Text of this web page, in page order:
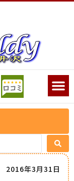
2016年3月31日